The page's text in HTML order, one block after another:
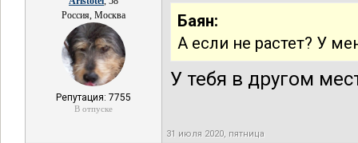
Россия, Москва
Репутация: 7755
В отпуске
Баян:
А если не растет? У
У тебя в другом
31 июля 2020, пятница